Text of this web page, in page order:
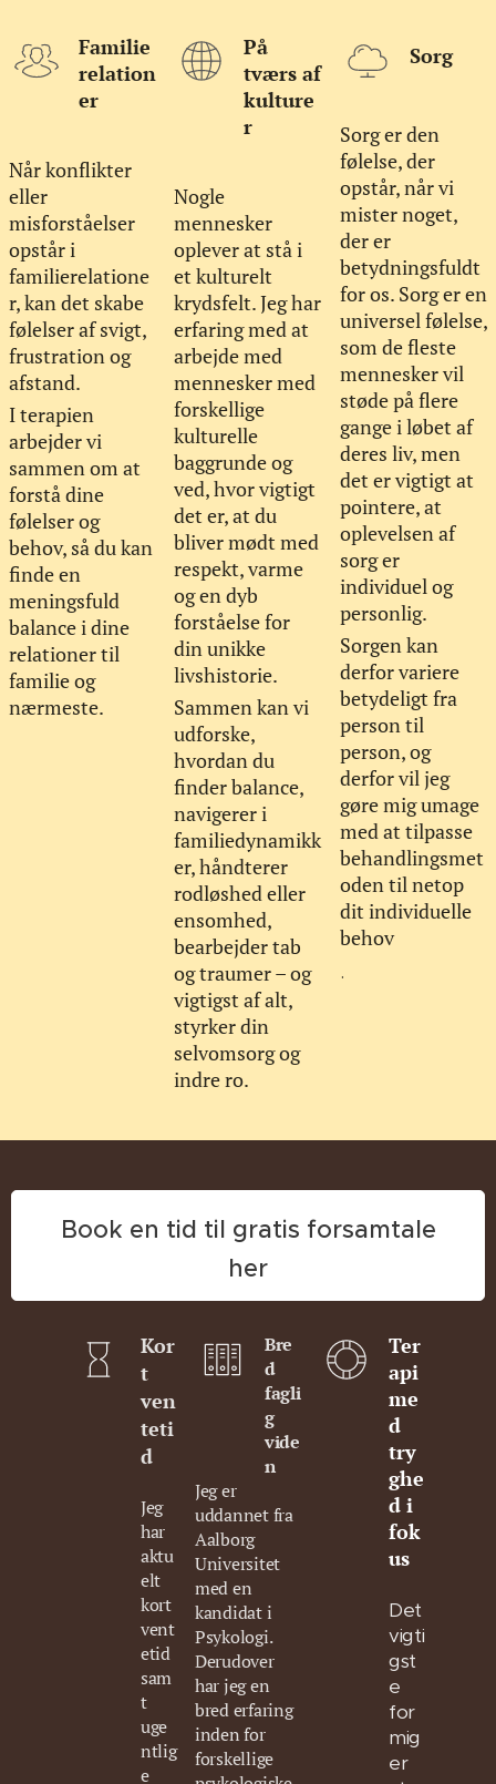
Familie
relation
er
Når konflikter
eller
misforståelser
opstår i
familierelatione
r, kan det skabe
følelser af svigt,
frustration og
afstand.
I terapien
arbejder vi
sammen om at
forstå dine
følelser og
behov, så du kan
finde en
meningsfuld
balance i dine
relationer til
familie og
nærmeste.
På
tværs af
kulture
r
Nogle
mennesker
oplever at stå i
et kulturelt
krydsfelt. Jeg har
erfaring med at
arbejde med
mennesker med
forskellige
kulturelle
baggrunde og
ved, hvor vigtigt
det er, at du
bliver mødt med
respekt, varme
og en dyb
forståelse for
din unikke
livshistorie.
Sammen kan vi
udforske,
hvordan du
finder balance,
navigerer i
familiedynamikk
er, håndterer
rodløshed eller
ensomhed,
bearbejder tab
og traumer – og
vigtigst af alt,
styrker din
selvomsorg og
indre ro.
Sorg
Sorg er den
følelse, der
opstår, når vi
mister noget,
der er
betydningsfuldt
for os. Sorg er en
universel følelse,
som de fleste
mennesker vil
støde på flere
gange i løbet af
deres liv, men
det er vigtigt at
pointere, at
oplevelsen af
sorg er
individuel og
personlig.
Sorgen kan
derfor variere
betydeligt fra
person til
person, og
derfor vil jeg
gøre mig umage
med at tilpasse
behandlingsmet
oden til netop
dit individuelle
behov
.
Book en tid til gratis forsamtale
her
Kor
t
ven
teti
d
Jeg
har
aktu
elt
kort
vent
etid
sam
t
uge
ntlig
e
Bre
d
fagli
g
vide
n
Jeg er
uddannet fra
Aalborg
Universitet
med en
kandidat i
Psykologi.
Derudover
har jeg en
bred erfaring
inden for
forskellige
Ter
api
me
d
try
ghe
d i
fok
us
Det
vigti
gst
e
for
mig
er